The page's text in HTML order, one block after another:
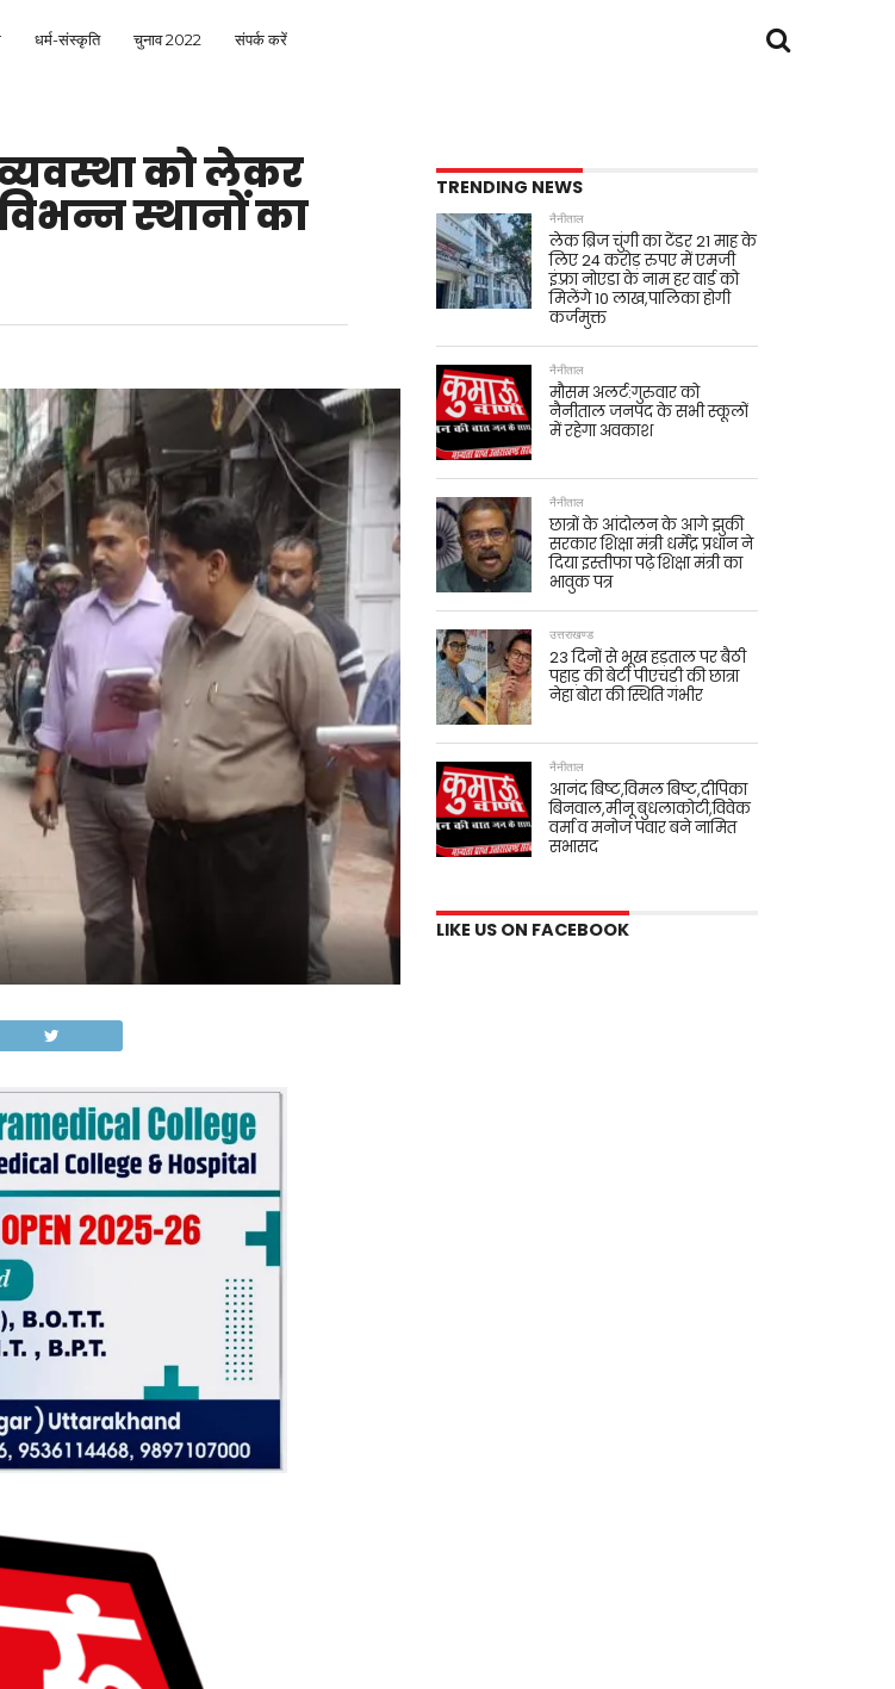
धर्म-संस्कृति चुनाव 2022 संपर्क करें
को लेकर
स्थानों का
TRENDING NEWS
नैनीताल
लेक ब्रिज चुंगी का टेंडर 21 माह के
लिए 24 करोड़ रुपए में एमजी
इंफ़्रा नोएडा के नाम हर वार्ड को
मिलेंगे 10 लाख,पालिका होगी
कर्जमुक्त
नैनीताल
मौसम अलर्ट:गुरुवार को
नैनीताल जनपद के सभी स्कूलों
में रहेगा अवकाश
नैनीताल
छात्रों के आंदोलन के आगे झुकी
सरकार शिक्षा मंत्री धर्मेंद्र प्रधान ने
दिया इस्तीफा पढ़े शिक्षा मंत्री का
भावुक पत्र
उत्तराखण्ड
23 दिनों से भूख हड़ताल पर बैठी
पहाड़ की बेटी पीएचडी की छात्रा
नेहा बोरा की स्थिति गंभीर
नैनीताल
आनंद बिष्ट,विमल बिष्ट,दीपिका
बिनवाल,मीनू बुधलाकोटी,विवेक
वर्मा व मनोज पंवार बने नामित
सभासद
LIKE US ON FACEBOOK